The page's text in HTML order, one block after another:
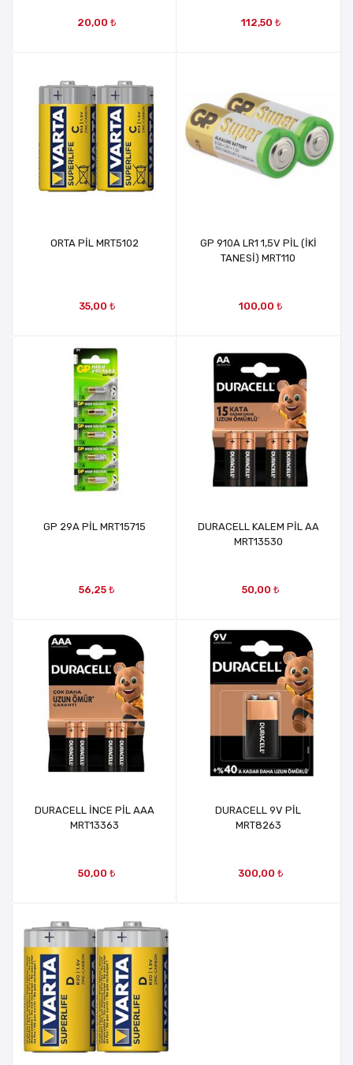
20,00 ₺ 112,50 ₺
ORTA PİL MRT5102
35,00 ₺
GP 910A LR1 1,5V PİL (İKİ
TANESİ) MRT110
100,00 ₺
GP 29A PİL MRT15715
56,25 ₺
DURACELL KALEM PİL AA
MRT13530
50,00 ₺
DURACELL İNCE PİL AAA
MRT13363
50,00 ₺
DURACELL 9V PİL
MRT8263
300,00 ₺